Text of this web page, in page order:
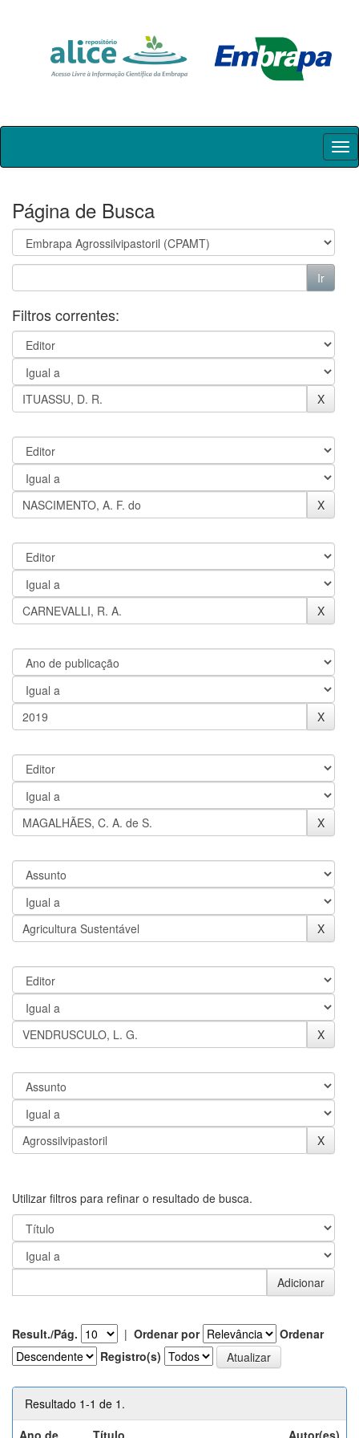
Skip
Página de Busca
Filtros correntes:
Utilizar filtros para refinar o resultado de busca.
Result./Pág. | Ordenar por
Ordenar
Registro(s)
Resultado 1-1 de 1.
Ano de
Título Autor(es)